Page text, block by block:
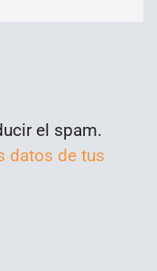
el spam.
datos de tus